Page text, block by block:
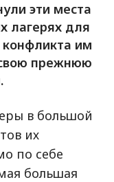
эти места
лагерях для
им
прежнюю
в большой
их
по себе
большая